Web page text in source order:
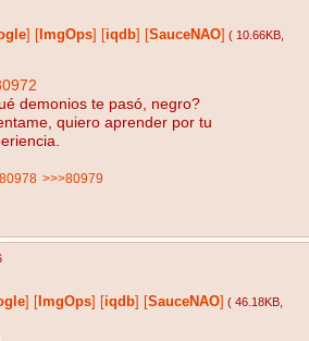
ImgOps iqdb SauceNAO ( 10.66KB
demonios te pasó, negro?
quiero aprender por tu
>>>80979
ImgOps iqdb SauceNAO ( 46.18KB